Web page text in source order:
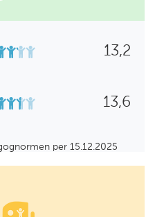
13,2
13,6
per 15.12.2025